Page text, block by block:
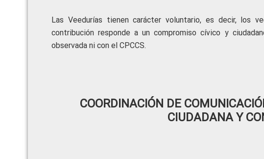
Las Veedurías tienen carácter voluntario, es decir, los
contribución responde a un compromiso cívico y
observada ni con el CPCCS.
COORDINACIÓN DE
CIUDADANA Y